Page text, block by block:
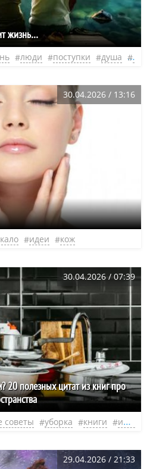
жизнь…
люди поступки душа нео
30.04.2026 / 13:16
идеи кож
30.04.2026 / 07:39
20 полезных цитат из книг про
советы уборка книги идеи
29.04.2026 / 21:33